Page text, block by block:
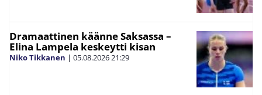
Dramaattinen käänne Saksassa –
Elina Lampela keskeytti kisan
Niko Tikkanen | 05.08.202621:29